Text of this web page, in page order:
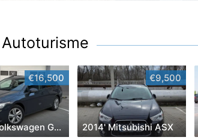
€16,500
2020' Volkswagen Golf
€9,500
2014' Mitsubishi ASX